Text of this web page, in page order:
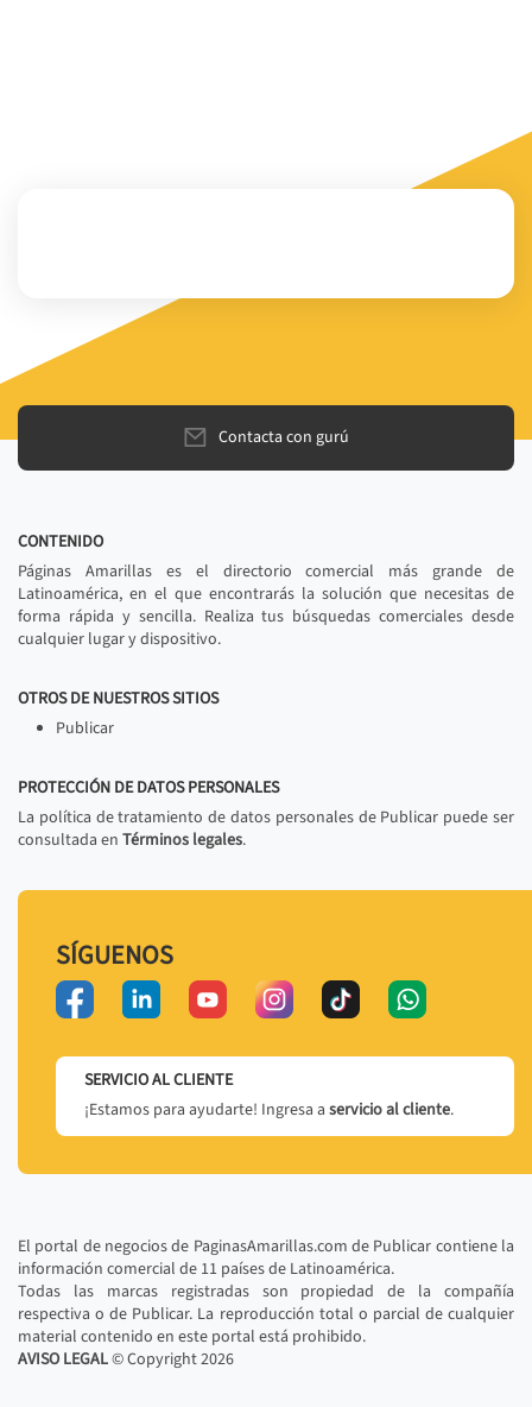
Contacta con gurú
CONTENIDO
Páginas Amarillas es el directorio comercial más grande de
Latinoamérica, en el que encontrarás la solución que necesitas de
forma rápida y sencilla. Realiza tus búsquedas comerciales desde
cualquier lugar y dispositivo.
OTROS DE NUESTROS SITIOS
Publicar
PROTECCIÓN DE DATOS PERSONALES
La política de tratamiento de datos personales de Publicar puede ser
consultada en Términos legales.
SÍGUENOS
SERVICIO AL CLIENTE
¡Estamos para ayudarte! Ingresa a servicio al cliente.
El portal de negocios de PaginasAmarillas.com de Publicar contiene la
información comercial de 11 países de Latinoamérica.
Todas las marcas registradas son propiedad de la compañía
respectiva o de Publicar. La reproducción total o parcial de cualquier
material contenido en este portal está prohibido.
AVISO LEGAL© Copyright2026